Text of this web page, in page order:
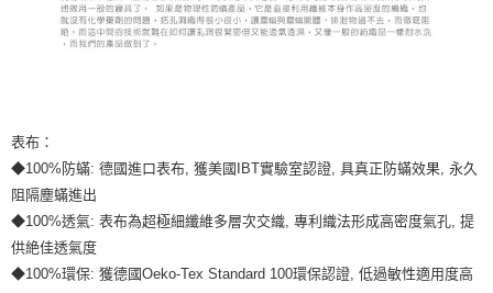
表布：
◆100%防蟎: 德國進口表布, 獲美國IBT實驗室認證, 具真正防蟎效果, 永久
阻隔塵蟎進出
◆100%透氣: 表布為超極細纖維多層次交織, 專利織法形成高密度氣孔, 提
供絶佳透氣度
◆100%環保: 獲德國Oeko-Tex Standard 100環保認證, 低過敏性適用度高